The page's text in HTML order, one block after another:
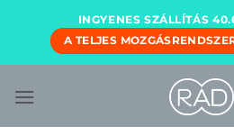
content
INGYENES SZÁLLÍTÁS
A TELJES